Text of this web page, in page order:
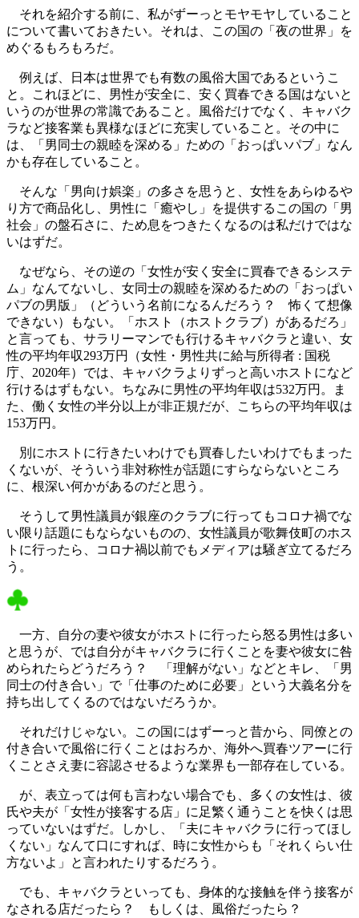
それを紹介する前に、私がずーっとモヤモヤしていること
について書いておきたい。それは、この国の「夜の世界」を
めぐるもろもろだ。
例えば、日本は世界でも有数の風俗大国であるというこ
と。これほどに、男性が安全に、安く買春できる国はないと
いうのが世界の常識であること。風俗だけでなく、キャバク
ラなど接客業も異様なほどに充実していること。その中に
は、「男同士の親睦を深める」ための「おっぱいパブ」なん
かも存在していること。
そんな「男向け娯楽」の多さを思うと、女性をあらゆるや
り方で商品化し、男性に「癒やし」を提供するこの国の「男
社会」の盤石さに、ため息をつきたくなるのは私だけではな
いはずだ。
なぜなら、その逆の「女性が安く安全に買春できるシステ
ム」なんてないし、女同士の親睦を深めるための「おっぱい
パブの男版」（どういう名前になるんだろう？ 怖くて想像
できない）もない。「ホスト（ホストクラブ）があるだろ」
と言っても、サラリーマンでも行けるキャバクラと違い、女
性の平均年収293万円（女性・男性共に給与所得者 : 国税
庁、2020年）では、キャバクラよりずっと高いホストになど
行けるはずもない。ちなみに男性の平均年収は532万円。ま
た、働く女性の半分以上が非正規だが、こちらの平均年収は
153万円。
別にホストに行きたいわけでも買春したいわけでもまった
くないが、そういう非対称性が話題にすらならないところ
に、根深い何かがあるのだと思う。
そうして男性議員が銀座のクラブに行ってもコロナ禍でな
い限り話題にもならないものの、女性議員が歌舞伎町のホス
トに行ったら、コロナ禍以前でもメディアは騒ぎ立てるだろ
う。
一方、自分の妻や彼女がホストに行ったら怒る男性は多い
と思うが、では自分がキャバクラに行くことを妻や彼女に咎
められたらどうだろう？ 「理解がない」などとキレ、「男
同士の付き合い」で「仕事のために必要」という大義名分を
持ち出してくるのではないだろうか。
それだけじゃない。この国にはずーっと昔から、同僚との
付き合いで風俗に行くことはおろか、海外へ買春ツアーに行
くことさえ妻に容認させるような業界も一部存在している。
が、表立っては何も言わない場合でも、多くの女性は、彼
氏や夫が「女性が接客する店」に足繁く通うことを快くは思
っていないはずだ。しかし、「夫にキャバクラに行ってほし
くない」なんて口にすれば、時に女性からも「それくらい仕
方ないよ」と言われたりするだろう。
でも、キャバクラといっても、身体的な接触を伴う接客が
なされる店だったら？ もしくは、風俗だったら？